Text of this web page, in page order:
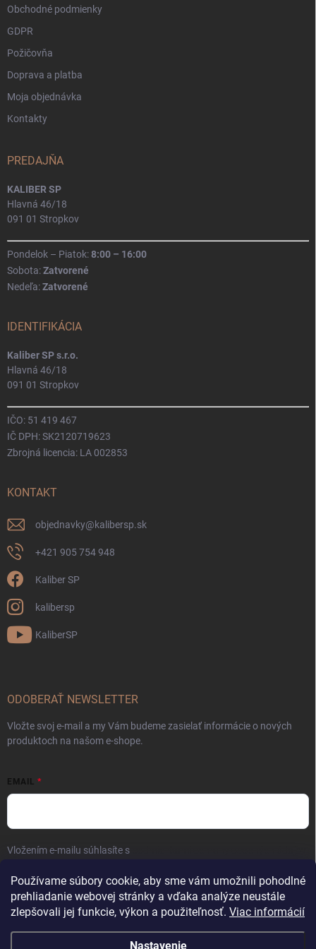
Používame súbory cookie, aby sme vám umožnili pohodlné
prehliadanie webovej stránky a vďaka analýze neustále
zlepšovali jej funkcie, výkon a použiteľnosť. Viac informácií
Nastavenie
Obchodné podmienky
GDPR
Požičovňa
Doprava a platba
Moja objednávka
Kontakty
PREDAJŇA
KALIBER SP
Hlavná 46/18
091 01 Stropkov
Pondelok – Piatok:8:00 – 16:00
Sobota:Zatvorené
Nedeľa:Zatvorené
IDENTIFIKÁCIA
Kaliber SP s.r.o.
Hlavná 46/18
091 01 Stropkov
IČO: 51 419 467
IČ DPH: SK2120719623
Zbrojná licencia: LA 002853
KONTAKT
objednavky@kalibersp.sk
+421 905 754 948
Kaliber SP
kalibersp
KaliberSP
ODOBERAŤ NEWSLETTER
Vložte svoj e-mail a my Vám budeme zasielať informácie o nových
produktoch na našom e-shope.
EMAIL
Vložením e-mailu súhlasíte s
Prihlásiť sa